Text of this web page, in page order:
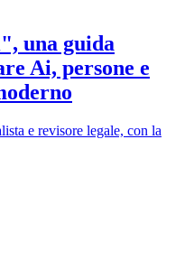
una guida
Ai, persone e
e revisore legale, con la